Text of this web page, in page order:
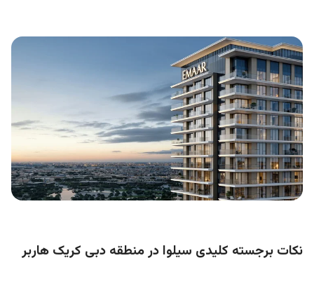
نکات برجسته کلیدی سیلوا در منطقه دبی کریک هاربر